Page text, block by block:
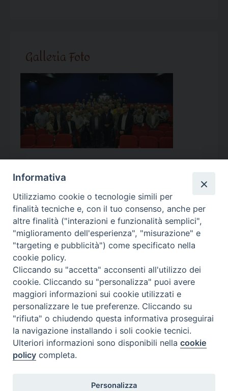
Galleria Foto
Calendario Appuntamenti
<< Ago 2026 >>
l m m g v s
d
28
3
4 5 6 7 8
9
10
11 12 13 14 15
17
18 19 21
24 25 26 27 28 29 30
31 1
Informativa
Utilizziamo cookie o tecnologie simili per
finalità tecniche e, con il tuo consenso, anche per
altre finalità ("interazioni e funzionalità semplici",
"miglioramento dell'esperienza", "misurazione" e
"targeting e pubblicità") come specificato nella
cookie policy.
Cliccando su "accetta" acconsenti all'utilizzo dei
cookie. Cliccando su "personalizza" puoi avere
maggiori informazioni sui cookie utilizzati e
personalizzare le tue preferenze. Cliccando su
"rifiuta" o chiudendo questa informativa proseguirai
la navigazione installando i soli cookie tecnici.
Ulteriori informazioni sono disponibili nellacookie
policy completa.
Personalizza